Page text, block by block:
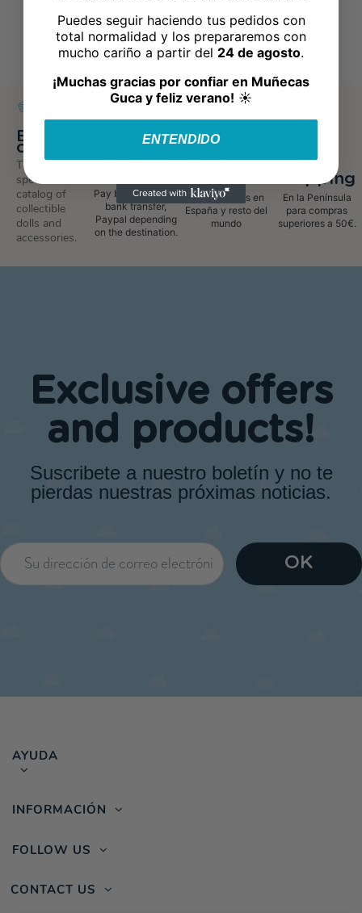
Reviews(0)
Extensive
catalog
The largest
specialized
catalog of
collectible
dolls and
accessories.
Secure
Pay by credit card,
bank transfer,
Paypal depending
on the destination.
Envio express en
España y resto del
mundo
Shipping
En la Península
para compras
superiores a 50€.
Exclusive offers
and products!
Suscribete a nuestro boletín y no te
pierdas nuestras próximas noticias.
AYUDA
INFORMACIÓN
CONTACT US
FOLLOW US
Puedes seguir haciendo tus pedidos con
total normalidad y los prepararemos con
mucho cariño a partir del 24 de agosto.
¡Muchas gracias por confiar en Muñecas
Guca y feliz verano! ☀️
ENTENDIDO